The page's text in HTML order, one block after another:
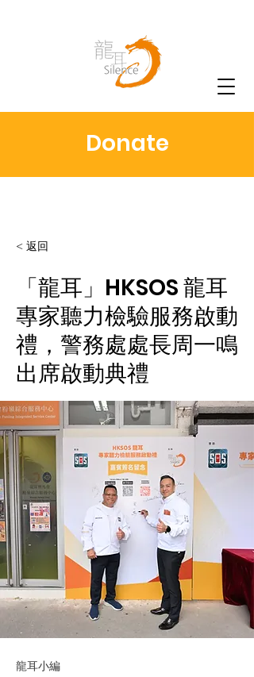
Donate
< 返回
「龍耳」HKSOS 龍耳
專家聽力檢驗服務啟動
禮，警務處處長周一鳴
出席啟動典禮
龍耳小編